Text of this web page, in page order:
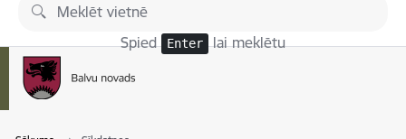
Pāriet uz lapas saturu
Spied Enter lai meklētu